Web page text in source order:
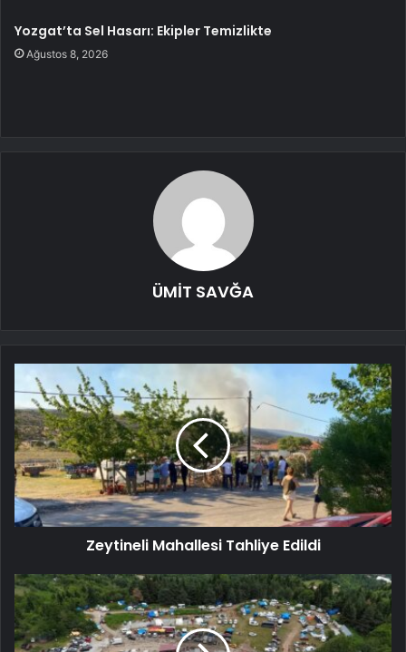
Yozgat’ta Sel Hasarı: Ekipler Temizlikte
Ağustos 8, 2026
ÜMİT SAVĞA
Zeytineli Mahallesi Tahliye Edildi